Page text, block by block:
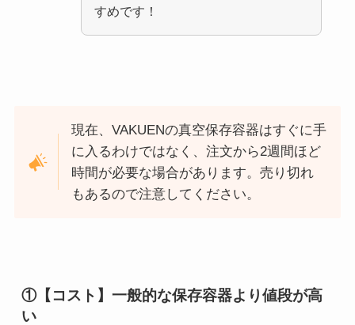
すめです！
現在、VAKUENの真空保存容器はすぐに手
に入るわけではなく、注文から2週間ほど
時間が必要な場合があります。売り切れ
もあるので注意してください。
①【コスト】一般的な保存容器より値段が高
い